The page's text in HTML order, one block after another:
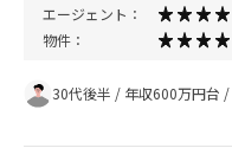
エージェント：
物件：
30代後半 / 年収600万円台 /